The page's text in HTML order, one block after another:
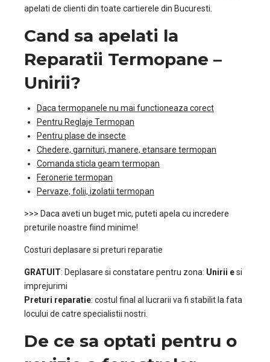
apelati de clienti din toate cartierele din Bucuresti.
Cand sa apelati la
Reparatii Termopane –
Unirii?
Daca termopanele nu mai functioneaza corect
Pentru Reglaje Termopan
Pentru plase de insecte
Chedere, garnituri, manere, etansare termopan
Comanda sticla geam termopan
Feronerie termopan
Pervaze, folii, izolatii termopan
>>> Daca aveti un buget mic, puteti apela cu incredere
preturile noastre fiind minime!
Costuri deplasare si preturi reparatie
GRATUIT: Deplasare si constatare pentru zona: Unirii esi
imprejurimi
Preturi reparatie: costul final al lucrarii va fi stabilit la fata
locului de catre specialistii nostri.
De ce sa optati pentru o